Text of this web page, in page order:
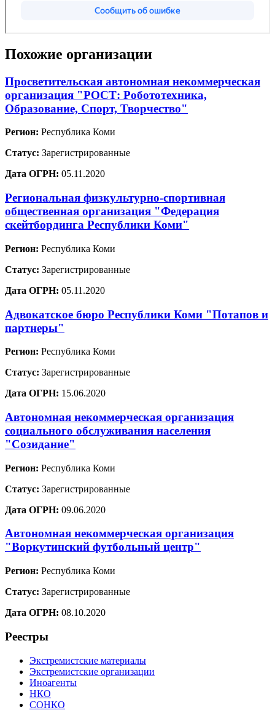
Похожие организации
Просветительская автономная некоммерческая
организация "РОСТ: Робототехника,
Образование, Спорт, Творчество"
Регион: Республика Коми
Статус: Зарегистрированные
Дата ОГРН: 05.11.2020
Региональная физкультурно-спортивная
общественная организация "Федерация
скейтбординга Республики Коми"
Регион: Республика Коми
Статус: Зарегистрированные
Дата ОГРН: 05.11.2020
Адвокатское бюро Республики Коми "Потапов и
партнеры"
Регион: Республика Коми
Статус: Зарегистрированные
Дата ОГРН: 15.06.2020
Автономная некоммерческая организация
социального обслуживания населения
"Созидание"
Регион: Республика Коми
Статус: Зарегистрированные
Дата ОГРН: 09.06.2020
Автономная некоммерческая организация
"Воркутинский футбольный центр"
Регион: Республика Коми
Статус: Зарегистрированные
Дата ОГРН: 08.10.2020
Реестры
Экстремистские материалы
Экстремистские организации
Иноагенты
НКО
СОНКО